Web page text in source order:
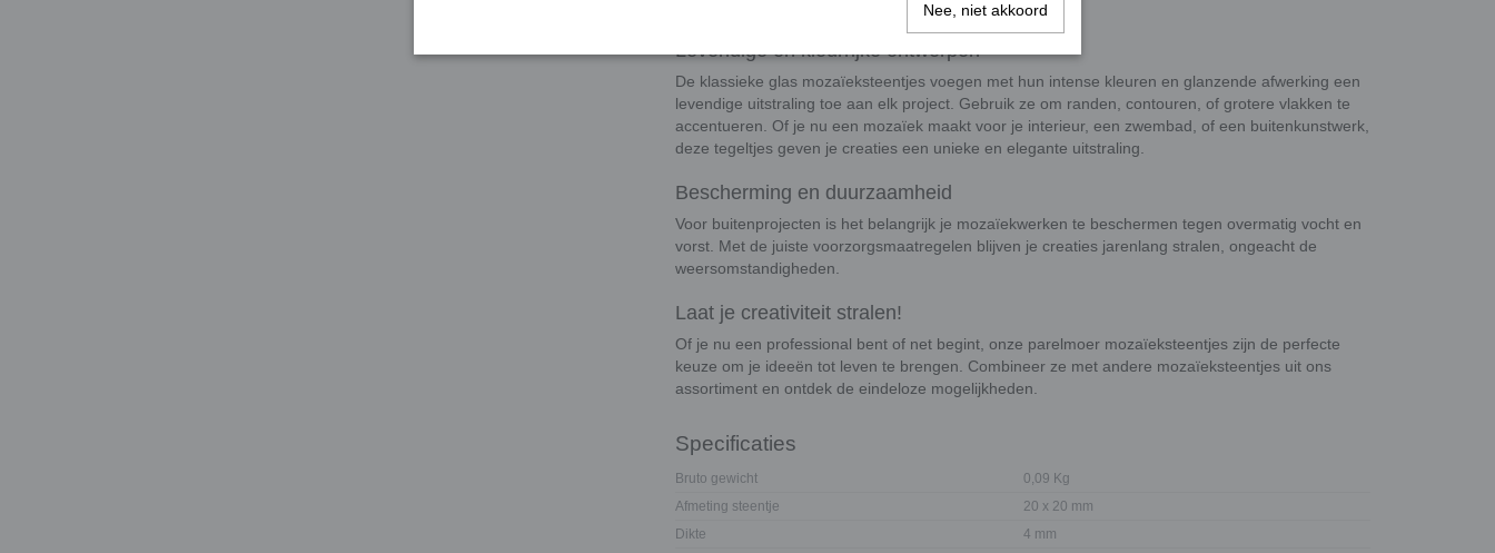
Levendige en kleurrijke ontwerpen
De klassieke glas mozaïeksteentjes voegen met hun intense kleuren en glanzende afwerking een
levendige uitstraling toe aan elk project. Gebruik ze om randen, contouren, of grotere vlakken te
accentueren. Of je nu een mozaïek maakt voor je interieur, een zwembad, of een buitenkunstwerk,
deze tegeltjes geven je creaties een unieke en elegante uitstraling.
Bescherming en duurzaamheid
Voor buitenprojecten is het belangrijk je mozaïekwerken te beschermen tegen overmatig vocht en
vorst. Met de juiste voorzorgsmaatregelen blijven je creaties jarenlang stralen, ongeacht de
weersomstandigheden.
Laat je creativiteit stralen!
Of je nu een professional bent of net begint, onze parelmoer mozaïeksteentjes zijn de perfecte
keuze om je ideeën tot leven te brengen. Combineer ze met andere mozaïeksteentjes uit ons
assortiment en ontdek de eindeloze mogelijkheden.
Specificaties
Bruto gewicht
0,09 Kg
Afmeting steentje
20 x 20 mm
Dikte
4 mm
Nee, niet akkoord